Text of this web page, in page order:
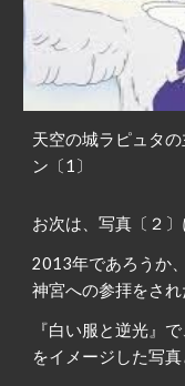
天空の城ラピュタ
ン〔1〕
お次は、写真〔２〕
2013年であろうか
神宮への参拝をされ
『白い服と逆光』
をイメージした写真